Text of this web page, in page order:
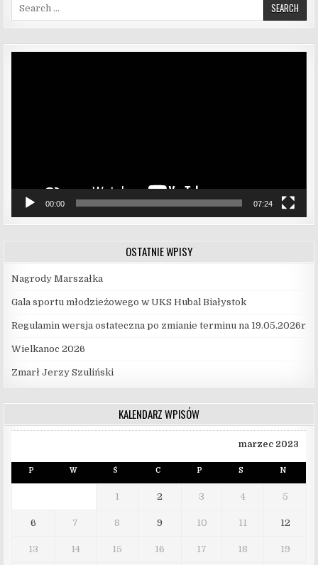
00:00 07:24
OSTATNIE WPISY
Nagrody Marszałka
Gala sportu młodzieżowego w UKS Hubal Białystok
Regulamin wersja ostateczna po zmianie terminu na 19.05.2026r
Wielkanoc 2026
Zmarł Jerzy Szuliński
KALENDARZ WPISÓW
marzec 2023
P W Ś C P S N
1 2 3 4 5
6 7 8 9 10 11 12
13 14 15 16 17 18 19